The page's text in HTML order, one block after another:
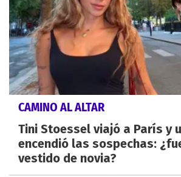
CAMINO AL ALTAR
Tini Stoessel viajó a París y
encendió las sospechas:
vestido de novia?